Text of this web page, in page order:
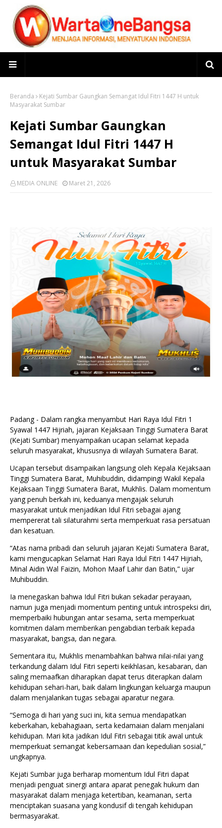
Beranda
Kejati Sumbar Gaungkan Semangat Idul Fitri 1447 H untuk
Masyarakat Sumbar
Kejati Sumbar Gaungkan
Semangat Idul Fitri 1447 H
untuk Masyarakat Sumbar
MEDIA ONLINE Maret 21, 2026
Padang - Dalam rangka menyambut Hari Raya Idul Fitri 1
Syawal 1447 Hijriah, jajaran Kejaksaan Tinggi Sumatera Barat
(Kejati Sumbar) menyampaikan ucapan selamat kepada
seluruh masyarakat, khususnya di wilayah Sumatera Barat.
Ucapan tersebut disampaikan langsung oleh Kepala Kejaksaan
Tinggi Sumatera Barat, Muhibuddin, didampingi Wakil Kepala
Kejaksaan Tinggi Sumatera Barat, Mukhlis. Dalam momentum
yang penuh berkah ini, keduanya mengajak seluruh
masyarakat untuk menjadikan Idul Fitri sebagai ajang
mempererat tali silaturahmi serta memperkuat rasa persatuan
dan kesatuan.
“Atas nama pribadi dan seluruh jajaran Kejati Sumatera Barat,
kami mengucapkan Selamat Hari Raya Idul Fitri 1447 Hijriah,
Minal Aidin Wal Faizin, Mohon Maaf Lahir dan Batin,” ujar
Muhibuddin.
Ia menegaskan bahwa Idul Fitri bukan sekadar perayaan,
namun juga menjadi momentum penting untuk introspeksi diri,
memperbaiki hubungan antar sesama, serta memperkuat
komitmen dalam memberikan pengabdian terbaik kepada
masyarakat, bangsa, dan negara.
Sementara itu, Mukhlis menambahkan bahwa nilai-nilai yang
terkandung dalam Idul Fitri seperti keikhlasan, kesabaran, dan
saling memaafkan diharapkan dapat terus diterapkan dalam
kehidupan sehari-hari, baik dalam lingkungan keluarga maupun
dalam menjalankan tugas sebagai aparatur negara.
“Semoga di hari yang suci ini, kita semua mendapatkan
keberkahan, kebahagiaan, serta kedamaian dalam menjalani
kehidupan. Mari kita jadikan Idul Fitri sebagai titik awal untuk
memperkuat semangat kebersamaan dan kepedulian sosial,”
ungkapnya.
Kejati Sumbar juga berharap momentum Idul Fitri dapat
menjadi penguat sinergi antara aparat penegak hukum dan
masyarakat dalam menjaga ketertiban, keamanan, serta
menciptakan suasana yang kondusif di tengah kehidupan
bermasyarakat.